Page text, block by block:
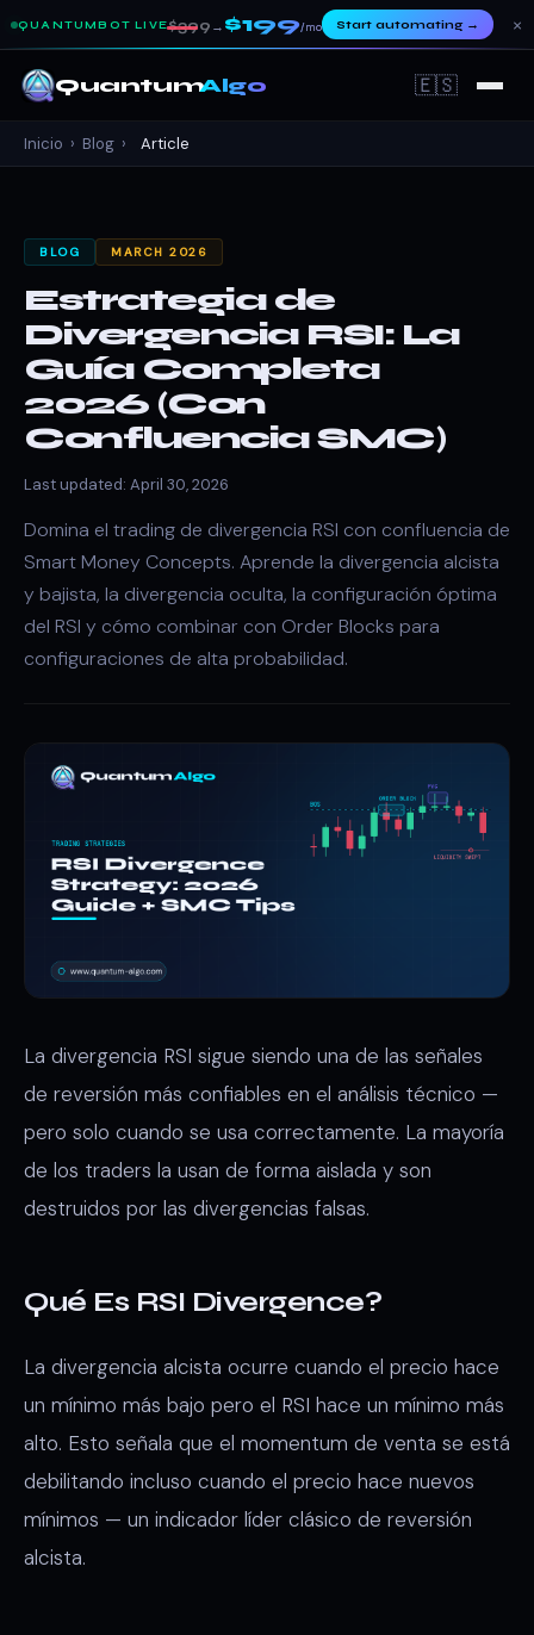
QUANTUMBOT LIVE$399 → $199/mo Start automating→ ×
QuantumAlgo 🇪🇸
Inicio › Blog › Article
BLOG MARCH 2026
Estrategia de
Divergencia RSI: La
Guía Completa
2026 (Con
Confluencia SMC)
Last updated: April 30, 2026
Domina el trading de divergencia RSI con confluencia de
Smart Money Concepts. Aprende la divergencia alcista
y bajista, la divergencia oculta, la configuración óptima
del RSI y cómo combinar con Order Blocks para
configuraciones de alta probabilidad.
La divergencia RSI sigue siendo una de las señales
de reversión más confiables en el análisis técnico —
pero solo cuando se usa correctamente. La mayoría
de los traders la usan de forma aislada y son
destruidos por las divergencias falsas.
Qué Es RSI Divergence?
La divergencia alcista ocurre cuando el precio hace
un mínimo más bajo pero el RSI hace un mínimo más
alto. Esto señala que el momentum de venta se está
debilitando incluso cuando el precio hace nuevos
mínimos — un indicador líder clásico de reversión
alcista.